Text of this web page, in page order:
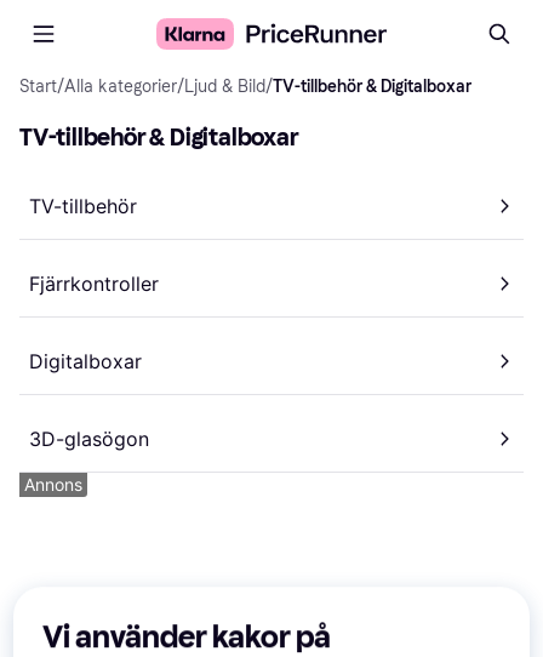
Start/Alla kategorier/Ljud & Bild/TV-tillbehör & Digitalboxar
TV-tillbehör & Digitalboxar
TV-tillbehör
Fjärrkontroller
Digitalboxar
3D-glasögon
Annons
Vi använder kakor på